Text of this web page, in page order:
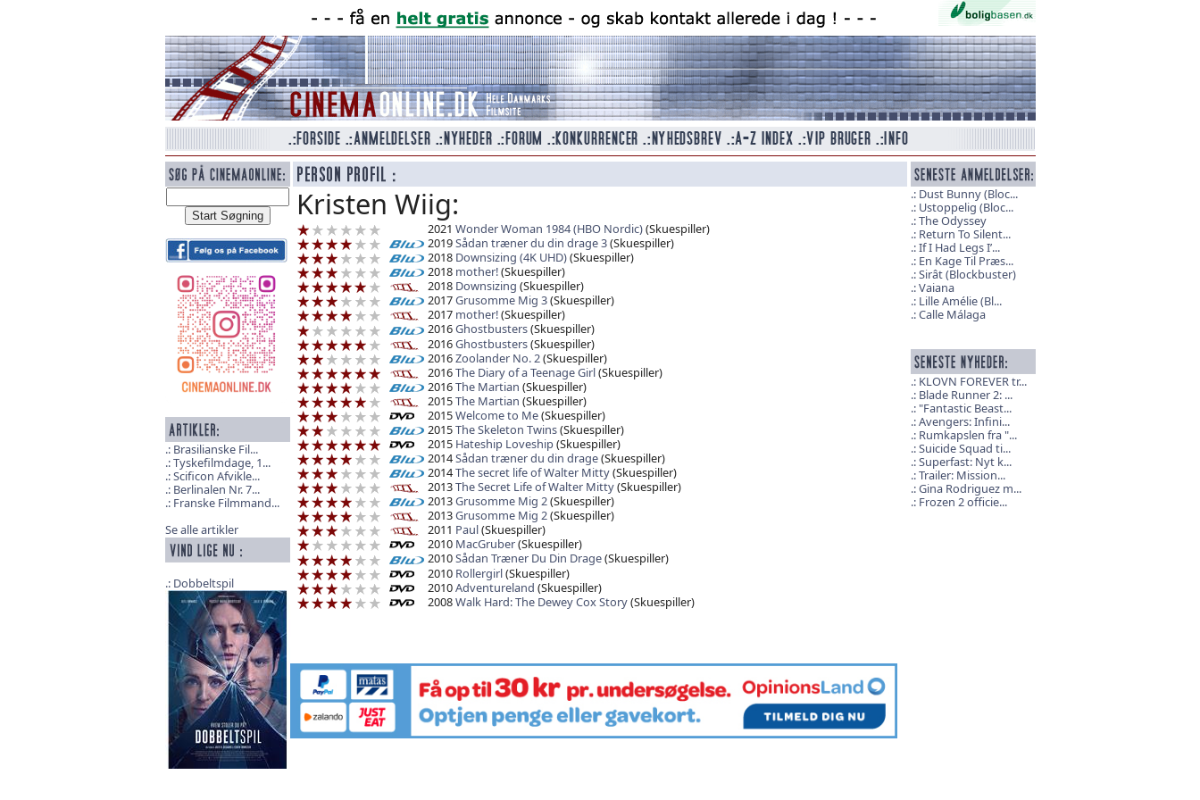
Brasilianske Fil...
Tyskefilmdage, 1...
Scificon Afvikle...
Berlinalen Nr. 7...
Franske Filmmand...
Se alle artikler
Dobbeltspil
Kristen Wiig:
2021 Wonder Woman 1984 (HBO Nordic)(Skuespiller)
2019Sådan træner du din drage 3(Skuespiller)
2018 Downsizing (4K UHD)(Skuespiller)
2018 mother!(Skuespiller)
2018 Downsizing (Skuespiller)
2017Grusomme Mig 3(Skuespiller)
2017 mother!(Skuespiller)
2016Ghostbusters(Skuespiller)
2016Ghostbusters(Skuespiller)
2016Zoolander No. 2(Skuespiller)
2016The Diary of a Teenage Girl(Skuespiller)
2016The Martian (Skuespiller)
2015The Martian (Skuespiller)
2015Welcome to Me(Skuespiller)
2015The Skeleton Twins(Skuespiller)
2015 Hateship Loveship(Skuespiller)
2014Sådan træner du din drage(Skuespiller)
2014The secret life of Walter Mitty(Skuespiller)
2013The Secret Life of Walter Mitty(Skuespiller)
2013Grusomme Mig 2(Skuespiller)
2013Grusomme Mig 2(Skuespiller)
2011 Paul(Skuespiller)
2010 MacGruber(Skuespiller)
2010Sådan Træner Du Din Drage(Skuespiller)
2010 Rollergirl(Skuespiller)
2010Adventureland (Skuespiller)
2008Walk Hard: The Dewey Cox Story(Skuespiller)
Dust Bunny (Bloc...
Ustoppelig (Bloc...
The Odyssey
Return To Silent...
If I Had Legs I’...
En Kage Til Præs...
Sirât (Blockbuster)
Vaiana
Lille Amélie (Bl...
Calle Málaga
KLOVN FOREVER tr...
Blade Runner 2: ...
"Fantastic Beast...
Avengers: Infini...
Rumkapslen fra "...
Suicide Squad ti...
Superfast: Nyt k...
Trailer: Mission...
Gina Rodriguez m...
Frozen 2 officie...